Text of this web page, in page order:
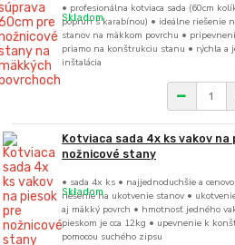
• profesionálna kotviaca sada (60cm
popruh s karabínou) • ideálne riešenie
stanov na mäkkom povrchu •
priamo na konštrukciu stanu • rýchla a
inštalácia
Skladom
Kotviaca sada 4x ks vakov na
nožnicové stany
• sada 4x ks • najjednoduchšie a
riešenie na ukotvenie stanov •
aj mäkký povrch • hmotnosť jedného
pieskom je cca 12kg • upevnenie k
pomocou suchého zipsu
Skladom